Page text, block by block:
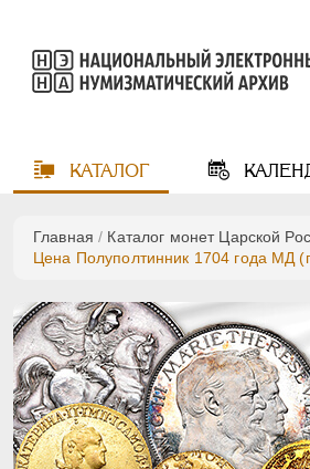
КАТАЛОГ
Главная / Каталог монет Царской
Цена Полуполтинник 1704 года МД